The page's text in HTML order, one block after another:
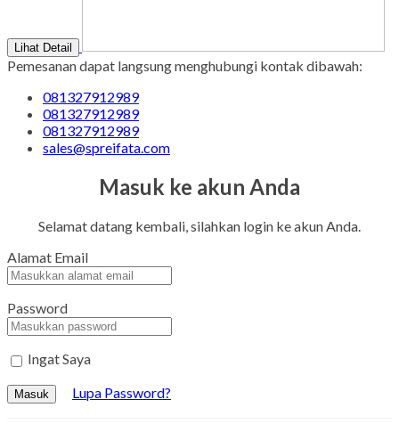
Lihat Detail
Pemesanan dapat langsung menghubungi kontak dibawah:
081327912989
081327912989
081327912989
sales@spreifata.com
Masuk ke akun Anda
Selamat datang kembali, silahkan login ke akun Anda.
Alamat Email
Password
Ingat Saya
Masuk Lupa Password?